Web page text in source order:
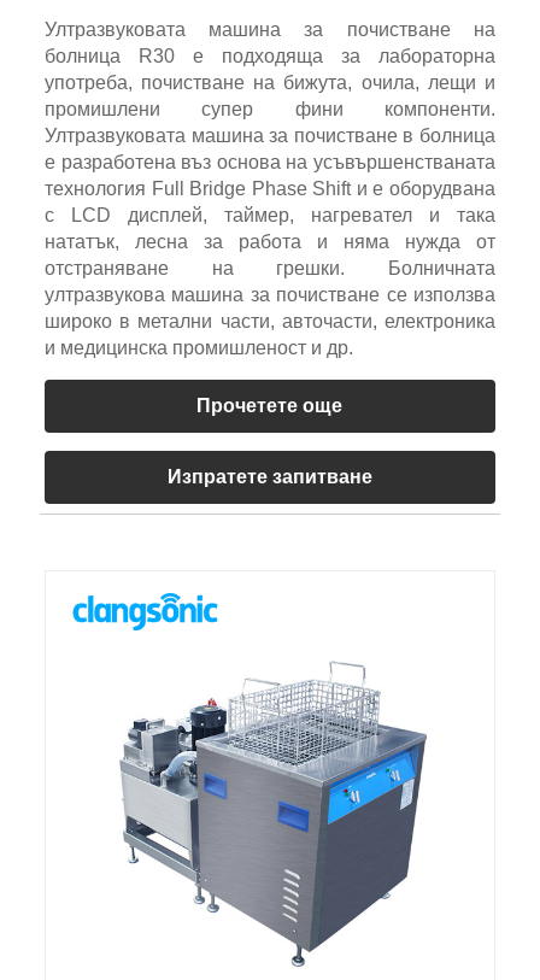
Ултразвуковата машина за почистване на
болница R30 е подходяща за лабораторна
употреба, почистване на бижута, очила, лещи и
промишлени супер фини компоненти.
Ултразвуковата машина за почистване в болница
е разработена въз основа на усъвършенстваната
технология Full Bridge Phase Shift и е оборудвана
с LCD дисплей, таймер, нагревател и така
нататък, лесна за работа и няма нужда от
отстраняване на грешки. Болничната
ултразвукова машина за почистване се използва
широко в метални части, авточасти, електроника
и медицинска промишленост и др.
Прочетете още
Изпратете запитване